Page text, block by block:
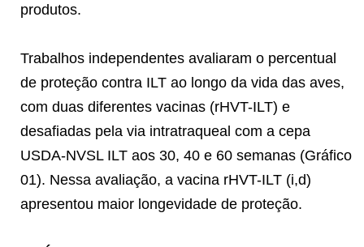
produtos.
Trabalhos independentes avaliaram o percentual
de proteção contra ILT ao longo da vida das aves,
com duas diferentes vacinas (rHVT-ILT) e
desafiadas pela via intratraqueal com a cepa
USDA-NVSL ILT aos 30, 40 e 60 semanas (Gráfico
01). Nessa avaliação, a vacina rHVT-ILT (i,d)
apresentou maior longevidade de proteção.